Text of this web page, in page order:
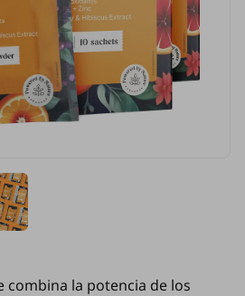
combina la potencia de los